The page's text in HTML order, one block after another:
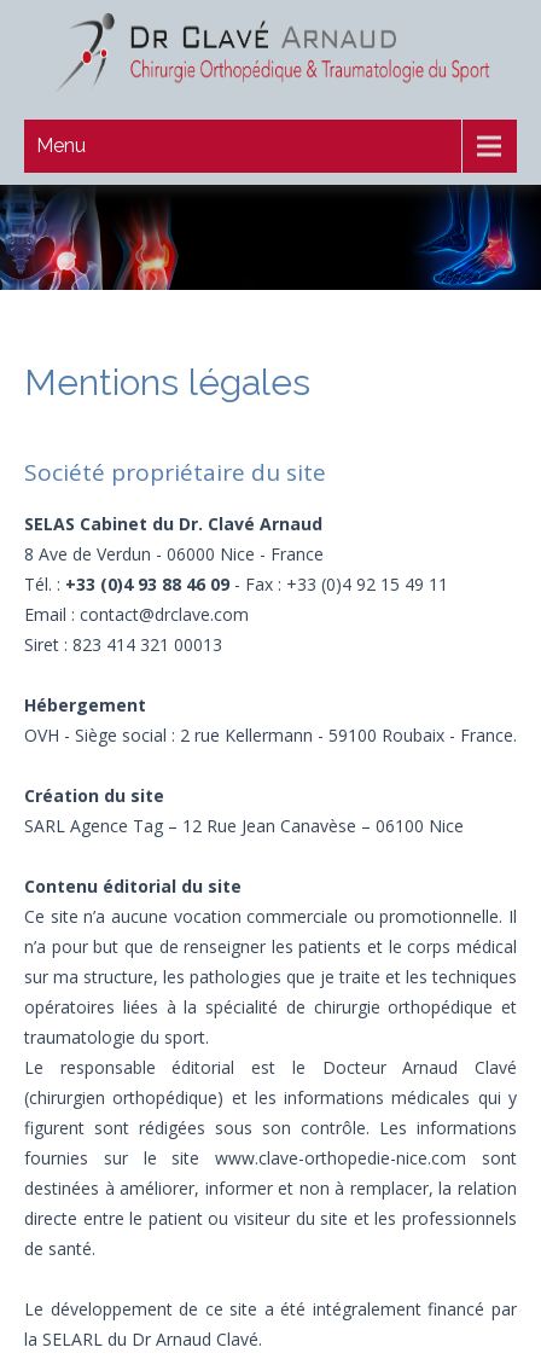
Menu
Mentions légales
Société propriétaire du site
SELAS Cabinet du Dr. Clavé Arnaud
8 Ave de Verdun - 06000 Nice - France
Tél. : +33 (0)4 93 88 46 09 - Fax : +33 (0)4 92 15 49 11
Email : contact@drclave.com
Siret : 823 414 321 00013
Hébergement
OVH - Siège social : 2 rue Kellermann - 59100 Roubaix - France.
Création du site
SARL Agence Tag – 12 Rue Jean Canavèse – 06100 Nice
Contenu éditorial du site
Ce site n’a aucune vocation commerciale ou promotionnelle. Il
n’a pour but que de renseigner les patients et le corps médical
sur ma structure, les pathologies que je traite et les techniques
opératoires liées à la spécialité de chirurgie orthopédique et
traumatologie du sport.
Le responsable éditorial est le Docteur Arnaud Clavé
(chirurgien orthopédique) et les informations médicales qui y
figurent sont rédigées sous son contrôle. Les informations
fournies sur le site www.clave-orthopedie-nice.com sont
destinées à améliorer, informer et non à remplacer, la relation
directe entre le patient ou visiteur du site et les professionnels
de santé.
Le développement de ce site a été intégralement financé par
la SELARL du Dr Arnaud Clavé.